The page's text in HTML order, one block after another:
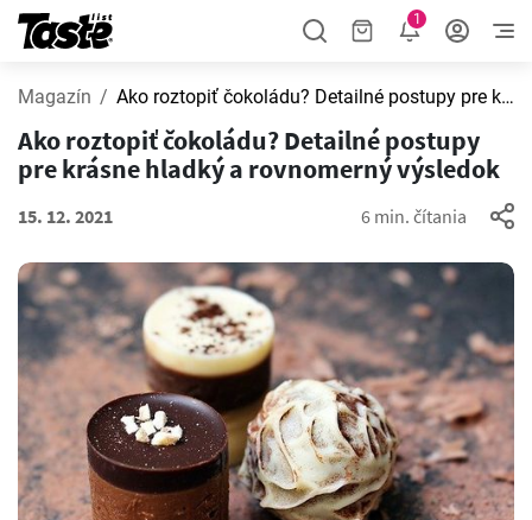
1
Magazín Ako roztopiť čokoládu? Detailné postupy pre krásne hladký a rovnomerný výsledok
Ako roztopiť čokoládu? Detailné postupy
pre krásne hladký a rovnomerný výsledok
15. 12. 2021 6 min. čítania